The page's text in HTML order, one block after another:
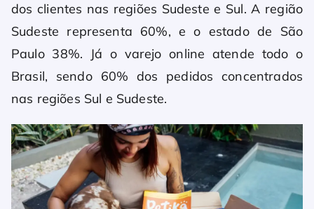
dos clientes nas regiões Sudeste e Sul. A região
Sudeste representa 60%, e o estado de São
Paulo 38%. Já o varejo online atende todo o
Brasil, sendo 60% dos pedidos concentrados
nas regiões Sul e Sudeste.